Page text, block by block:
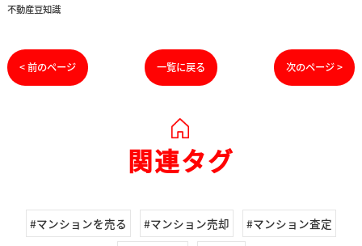
不動産豆知識
< 前のページ 一覧に戻る 次のページ >
関連タグ
#マンションを売る #マンション売却
#マンション査定